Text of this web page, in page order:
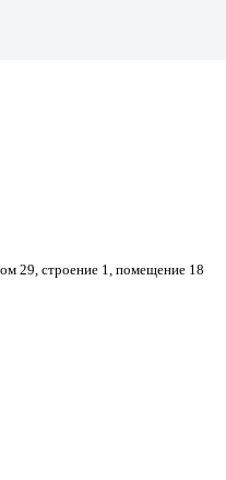
29, строение 1, помещение 18